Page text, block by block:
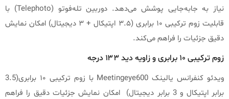
نیاز به جابه‌جایی پوشش می‌دهد. دوربین تله‌فوتو (Telephoto) با
قابلیت زوم ترکیبی ۱۰ برابری (۳.۵ اپتیکال + ۳ دیجیتال) امکان نمایش
دقیق جزئیات را فراهم می‌کند.
زوم ترکیبی ۱۰ برابری و زاویه دید ۱۳۳ درجه
ویدئو کنفرانس یالینک Meetingeye600 با زوم ترکیبی ۱۰ برابری(3.5
برابر اپتیکال و 3 برابر دیجیتال) امکان نمایش جزئیات دقیق را فراهم